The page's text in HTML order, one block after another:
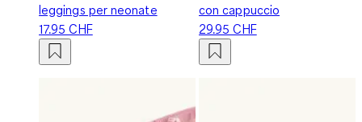
leggings per neonate
17.95 CHF
con cappuccio
29.95 CHF